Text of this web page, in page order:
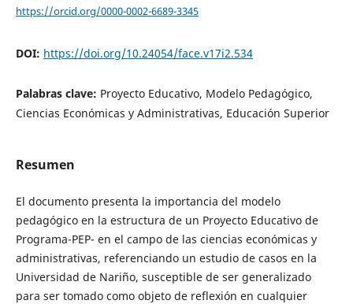
https://orcid.org/0000-0002-6689-3345
DOI: https://doi.org/10.24054/face.v17i2.534
Palabras clave: Proyecto Educativo, Modelo Pedagógico,
Ciencias Económicas y Administrativas, Educación Superior
Resumen
El documento presenta la importancia del modelo
pedagógico en la estructura de un Proyecto Educativo de
Programa-PEP- en el campo de las ciencias económicas y
administrativas, referenciando un estudio de casos en la
Universidad de Nariño, susceptible de ser generalizado
para ser tomado como objeto de reflexión en cualquier